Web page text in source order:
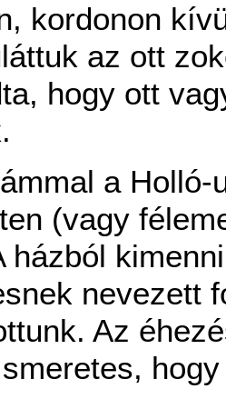
kordonon
az ott
hogy ott
a
(vagy
házból
nevezett
Az